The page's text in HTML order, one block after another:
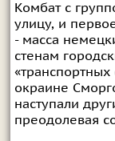
Комбат с
улицу, и
- масса
стенам
окраине
наступали
преодолевая